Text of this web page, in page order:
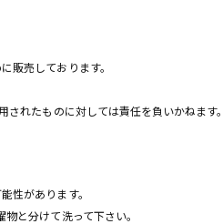
販売しております。
れたものに対しては責任を負いかねます。
性があります。
と分けて洗って下さい。